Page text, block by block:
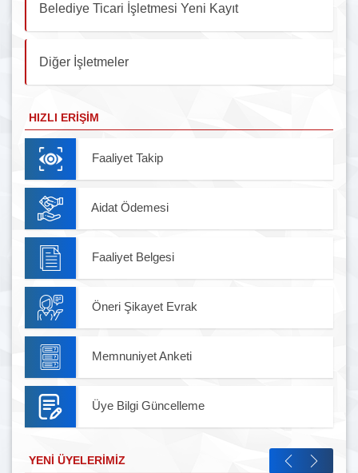
Belediye Ticari İşletmesi Yeni Kayıt
Diğer İşletmeler
HIZLI ERIŞIM
Faaliyet Takip
Aidat Ödemesi
Faaliyet Belgesi
Öneri Şikayet Evrak
Memnuniyet Anketi
Üye Bilgi Güncelleme
YENI ÜYELERIMIZ